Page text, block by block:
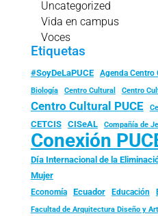
Uncategorized
Vida en campus
Voces
Etiquetas
#SoyDeLaPUCE Agenda Centro
Biología
Centro Cultural Centro
Centro Cultural PUCE
CETCIS CISeAL Compañía de
Conexión
Día Internacional de la
Mujer
Economía Ecuador Educación
Facultad de Arquitectura Diseño y